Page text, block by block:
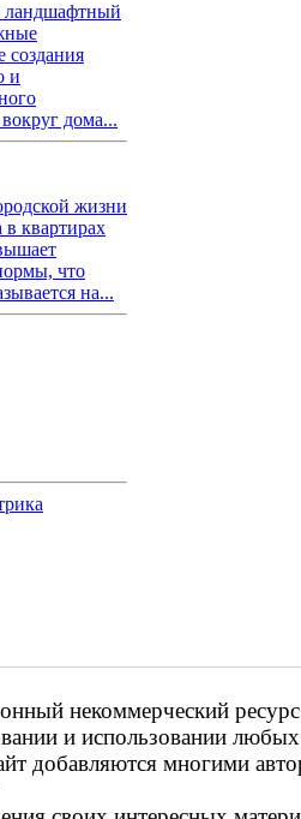
ландшафтный
создания
и
дома...
жизни
квартирах
что
на...
некоммерческий
и использовании любых
добавляются многими